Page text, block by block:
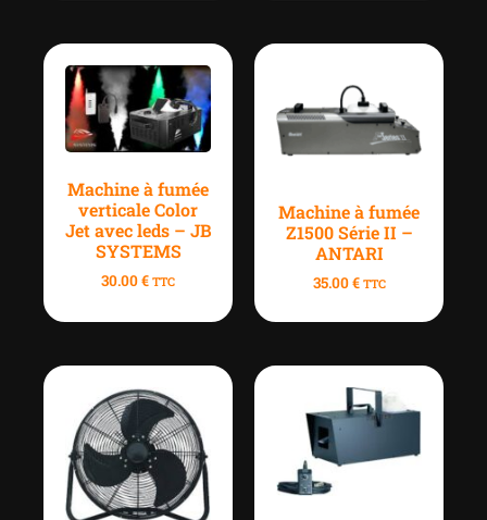
Machine à fumée
verticale Color
Jet avec leds – JB
SYSTEMS
30.00€ TTC
Machine à fumée
Z1500 Série II –
ANTARI
35.00€ TTC